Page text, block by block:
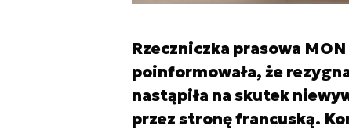
Rzeczniczka prasowa
poinformowała, że
nastąpiła na skutek
przez stronę francuską.